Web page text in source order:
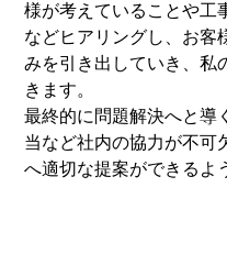
様が考えていることや工
などヒアリングし、お客
みを引き出していき、私
きます。
最終的に問題解決へと導
当など社内の協力が不可
へ適切な提案ができるよ